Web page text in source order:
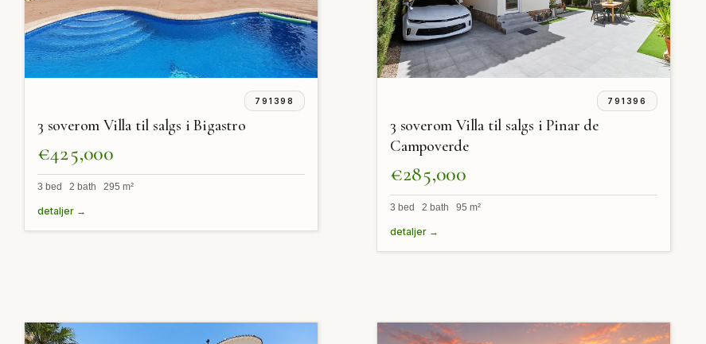
791398
3 soverom Villa til salgs i Bigastro
€425,000
3 bed 2 bath 295 m²
detaljer →
791396
3 soverom Villa til salgs i Pinar de
Campoverde
€285,000
3 bed 2 bath 95 m²
detaljer →